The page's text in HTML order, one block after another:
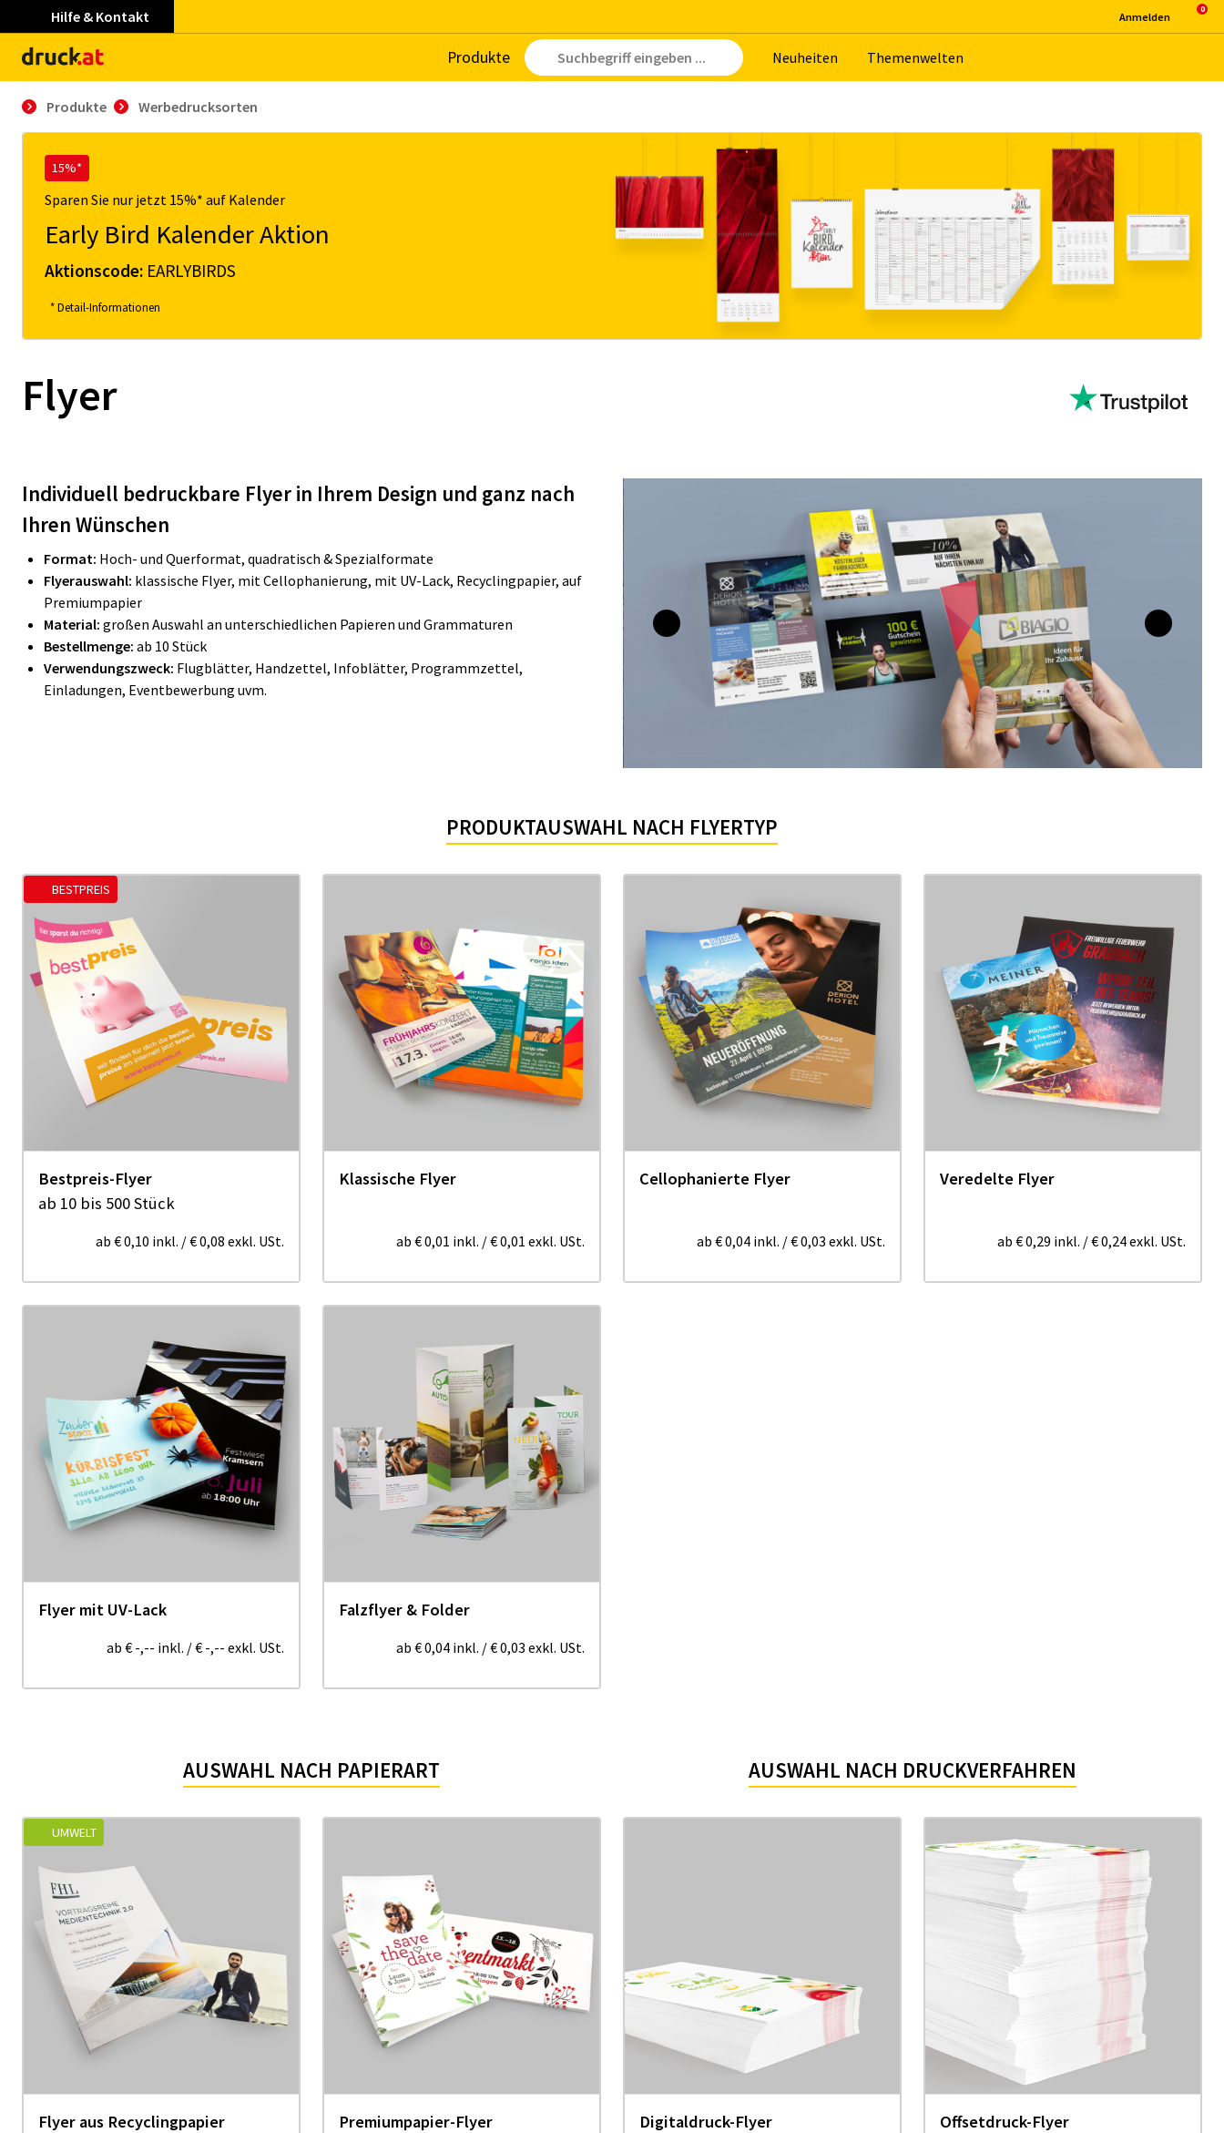
Hilfe & Kontakt
Pro­duk­te Neu­hei­ten The­men­wel­ten
An­mel­den
Produkte Werbedrucksorten
15%*
Sparen Sie nur jetzt 15%* auf Kalender
Early Bird Kalender Aktion
Aktionscode: EARLYBIRDS
* Detail-Informationen
Flyer
Individuell bedruckbare Flyer in Ihrem Design und ganz nach
Ihren Wünschen
Format: Hoch- und Querformat, quadratisch & Spezialformate
Flyerauswahl: klassische Flyer, mit Cellophanierung, mit UV-Lack, Recyclingpapier, auf
Premiumpapier
Material: großen Auswahl an unterschiedlichen Papieren und Grammaturen
Bestellmenge: ab 10 Stück
Verwendungszweck: Flugblätter, Handzettel, Infoblätter, Programmzettel,
Einladungen, Eventbewerbung uvm.
PRODUKTAUSWAHL NACH FLYERTYP
BESTPREIS
Bestpreis-Flyer
ab 10 bis 500 Stück
ab € 0,10 inkl. /€ 0,08 exkl. USt.
Klassische Flyer
ab € 0,01 inkl. /€ 0,01 exkl. USt.
Cellophanierte Flyer
ab € 0,04 inkl. /€ 0,03 exkl. USt.
Veredelte Flyer
ab € 0,29 inkl. /€ 0,24exkl. USt.
Flyer mit UV-Lack
ab € -,-- inkl. /€ -,-- exkl. USt.
Falzflyer & Folder
ab € 0,04 inkl. /€ 0,03 exkl. USt.
AUSWAHL NACH PAPIERART
UMWELT
Flyer aus Recyclingpapier Premiumpapier-Flyer
AUSWAHL NACH DRUCKVERFAHREN
Digitaldruck-Flyer Offsetdruck-Flyer